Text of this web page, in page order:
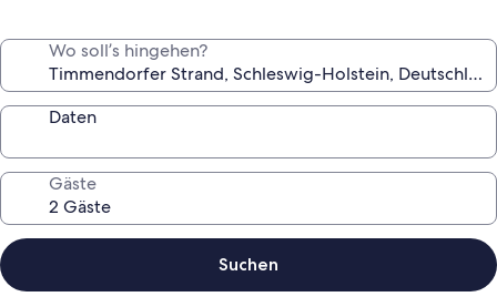
Wo soll’s hingehen?
Daten
Gäste
Suchen